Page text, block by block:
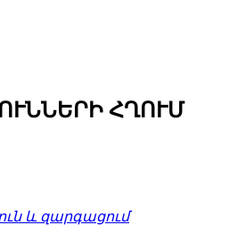
ՀՂՈՒՄ
և զարգացում